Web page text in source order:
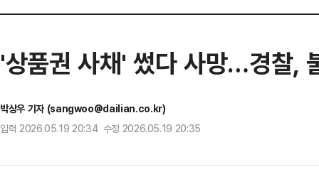
'상품권 사채' 썼다 사망…경찰,
박상우 기자 (sangwoo@dailian.co.kr)
입력 2026.05.19 20:34 수정 2026.05.19 20:35